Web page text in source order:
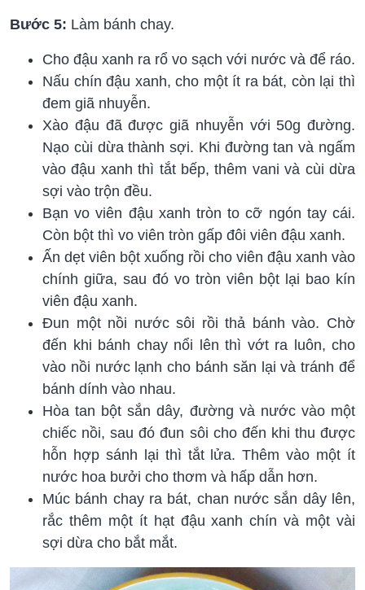
Bước 5: Làm bánh chay.
Cho đậu xanh ra rổ vo sạch với nước và để ráo.
Nấu chín đậu xanh, cho một ít ra bát, còn lại thì
đem giã nhuyễn.
Xào đậu đã được giã nhuyễn với 50g đường.
Nạo cùi dừa thành sợi. Khi đường tan và ngấm
vào đậu xanh thì tắt bếp, thêm vani và cùi dừa
sợi vào trộn đều.
Bạn vo viên đậu xanh tròn to cỡ ngón tay cái.
Còn bột thì vo viên tròn gấp đôi viên đậu xanh.
Ấn dẹt viên bột xuống rồi cho viên đậu xanh vào
chính giữa, sau đó vo tròn viên bột lại bao kín
viên đậu xanh.
Đun một nồi nước sôi rồi thả bánh vào. Chờ
đến khi bánh chay nổi lên thì vớt ra luôn, cho
vào nồi nước lạnh cho bánh săn lại và tránh để
bánh dính vào nhau.
Hòa tan bột sắn dây, đường và nước vào một
chiếc nồi, sau đó đun sôi cho đến khi thu được
hỗn hợp sánh lại thì tắt lửa. Thêm vào một ít
nước hoa bưởi cho thơm và hấp dẫn hơn.
Múc bánh chay ra bát, chan nước sắn dây lên,
rắc thêm một ít hạt đậu xanh chín và một vài
sợi dừa cho bắt mắt.